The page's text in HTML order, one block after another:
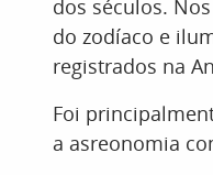
dos séculos.
do zodíaco e
registrados na
Foi
a asreonomia